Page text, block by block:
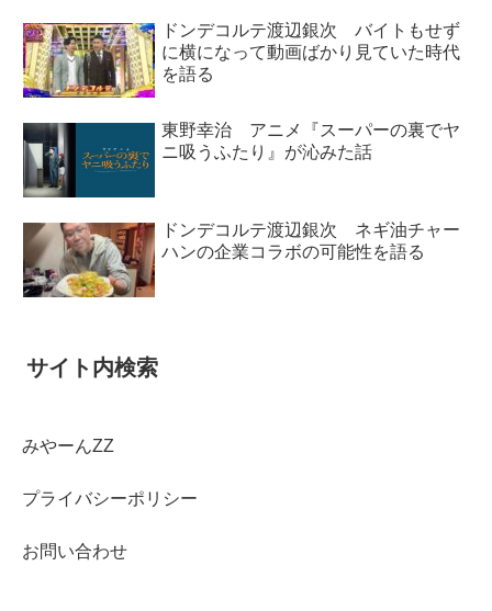
ドンデコルテ渡辺銀次 バイトもせず
に横になって動画ばかり見ていた時代
を語る
東野幸治 アニメ『スーパーの裏でヤ
ニ吸うふたり』が沁みた話
ドンデコルテ渡辺銀次 ネギ油チャー
ハンの企業コラボの可能性を語る
サイト内検索
みやーんZZ
プライバシーポリシー
お問い合わせ